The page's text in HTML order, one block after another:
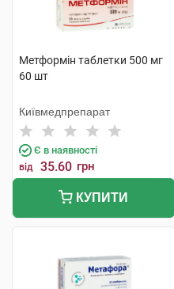
Метформін таблетки 500 мг
60 шт
Київмедпрепарат
Є в наявності
від 35.60 грн
КУПИТИ